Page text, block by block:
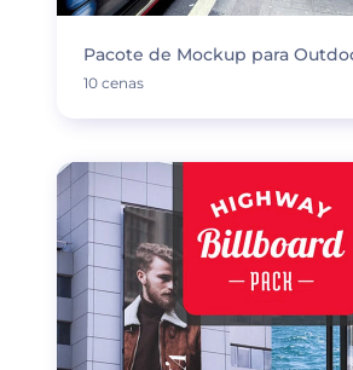
Pacote de Mockup para
10 cenas